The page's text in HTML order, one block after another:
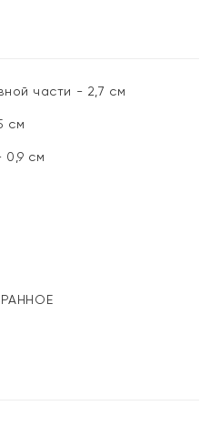
части - 2,7 см
см
0,9 см